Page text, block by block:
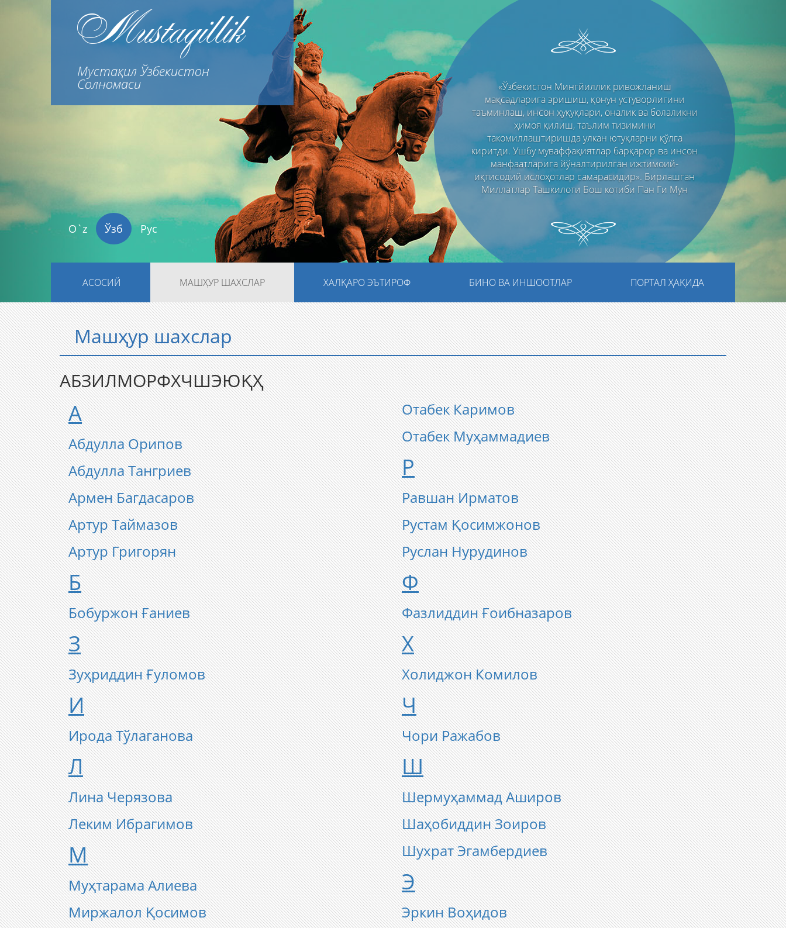
Mustaqillik
Мустақил Ўзбекистон
Солномаси
«Ўзбекистон Мингйиллик ривожланиш
мақсадларига эришиш, қонун устуворлигини
таъминлаш, инсон ҳуқуқлари, оналик ва болаликни
ҳимоя қилиш, таълим тизимини
такомиллаштиришда улкан ютуқларни қўлга
киритди. Ушбу муваффақиятлар барқарор ва инсон
манфаатларига йўналтирилган ижтимоий-
иқтисодий ислоҳотлар самарасидир». Бирлашган
Миллатлар Ташкилоти Бош котиби Пан Ги Мун
O`z Ўзб Рус
АСОСИЙ МАШҲУР ШАХСЛАР ХАЛҚАРО ЭЪТИРОФ БИНО ВА ИНШООТЛАР ПОРТАЛ ҲАҚИДА
Машҳур шахслар
АБЗИЛМОРФХЧШЭЮҚҲ
А
Абдулла Орипов
Абдулла Тангриев
Армен Багдасаров
Артур Таймазов
​Артур Григорян
Б
Бобуржон Ғаниев
З
Зуҳриддин Ғуломов
И
Ирода Тўлаганова
Л
Лина Черязова
Леким Ибрагимов
М
Муҳтарама Алиева
Миржалол Қосимов
Отабек Каримов
Отабек Муҳаммадиев
Р
Равшан Ирматов
Рустам Қосимжонов
Руслан Нурудинов
Ф
Фазлиддин Ғоибназаров
Х
Холиджон Комилов
Ч
Чори Ражабов
Ш
Шермуҳаммад Аширов
Шаҳобиддин Зоиров
Шухрат Эгамбердиев
Э
Эркин Воҳидов